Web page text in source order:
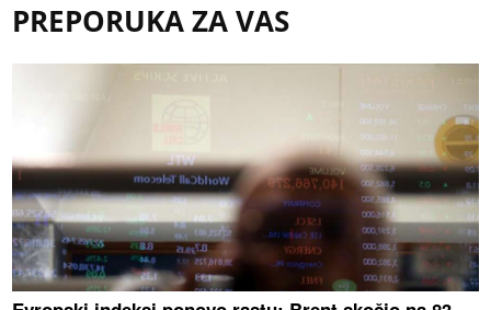
PREPORUKA ZA VAS